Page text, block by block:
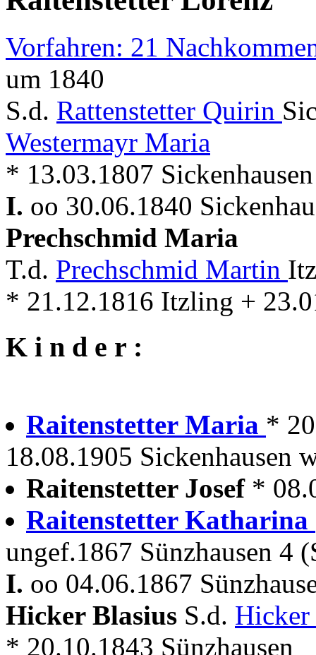
Vorfahren: 21
um 1840
S.d. Rattenstetter Quirin
Westermayr Maria
* 13.03.1807 Sickenhausen
I. oo 30.06.1840
Prechschmid Maria
T.d. Prechschmid Martin
* 21.12.1816 Itzling +
K i n d e r :
Raitenstetter Maria *
18.08.1905 Sickenhausen
Raitenstetter Josef *
Raitenstetter Katharina
ungef.1867 Sünzhausen 4
I. oo 04.06.1867
Hicker Blasius S.d.
* 20.10.1843 Sünzhausen